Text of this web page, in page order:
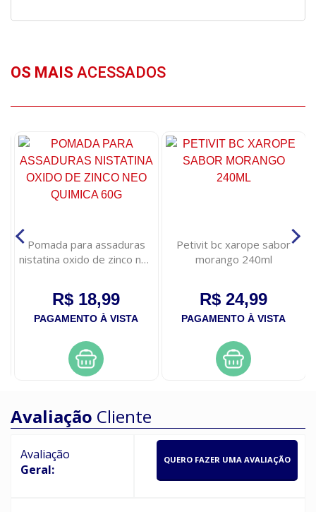
OS MAIS ACESSADOS
Pomada para assaduras
nistatina oxido de zinco neo
R$ 18,99
PAGAMENTO À VISTA
Petivit bc xarope sabor
morango 240ml
R$ 24,99
PAGAMENTO À VISTA
Avaliação Cliente
Avaliação
Geral:
QUERO FAZER UMA AVALIAÇÃO